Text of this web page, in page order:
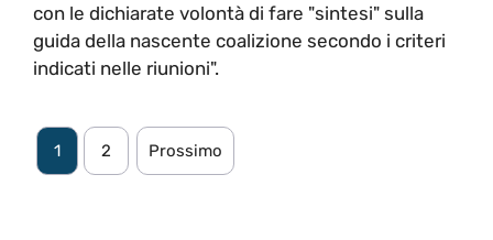
con le dichiarate volontà di fare "sintesi" sulla
guida della nascente coalizione secondo i criteri
indicati nelle riunioni".
1 2 Prossimo